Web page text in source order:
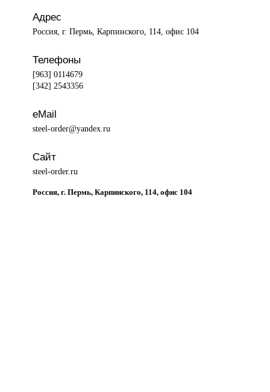
Адрес
Россия, г. Пермь, Карпинского, 114, офис 104
Телефоны
[963] 0114679
[342] 2543356
eMail
steel-order@yandex.ru
Сайт
steel-order.ru
Россия, г. Пермь, Карпинского, 114, офис 104